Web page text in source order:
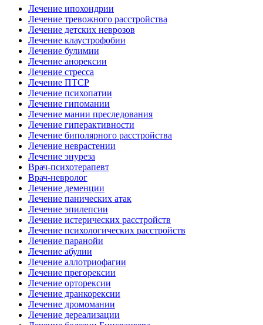
Лечение ипохондрии
Лечение тревожного расстройства
Лечение детских неврозов
Лечение клаустрофобии
Лечение булимии
Лечение анорексии
Лечение стресса
Лечение ПТСР
Лечение психопатии
Лечение гипомании
Лечение мании преследования
Лечение гиперактивности
Лечение биполярного расстройства
Лечение неврастении
Лечение энуреза
Врач-психотерапевт
Врач-невролог
Лечение деменции
Лечение панических атак
Лечение эпилепсии
Лечение истерических расстройств
Лечение психологических расстройств
Лечение паранойи
Лечение абулии
Лечение аллотриофагии
Лечение прегорексии
Лечение орторексии
Лечение дранкорексии
Лечение дромомании
Лечение дереализации